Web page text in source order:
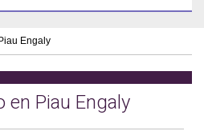
Engaly
en Piau Engaly